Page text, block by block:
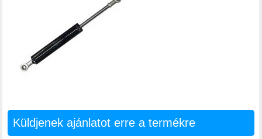
Küldjenek ajánlatot erre a termékre